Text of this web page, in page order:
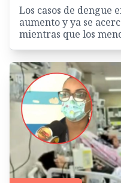
Los casos de dengue
aumento y ya se
mientras que los